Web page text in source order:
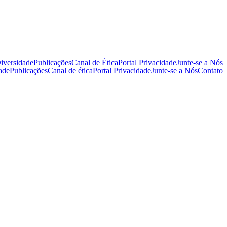
PublicaçõesCanal de ÉticaPortal PrivacidadeJunte-se a Nós
PublicaçõesCanal de éticaPortal PrivacidadeJunte-se a NósContato